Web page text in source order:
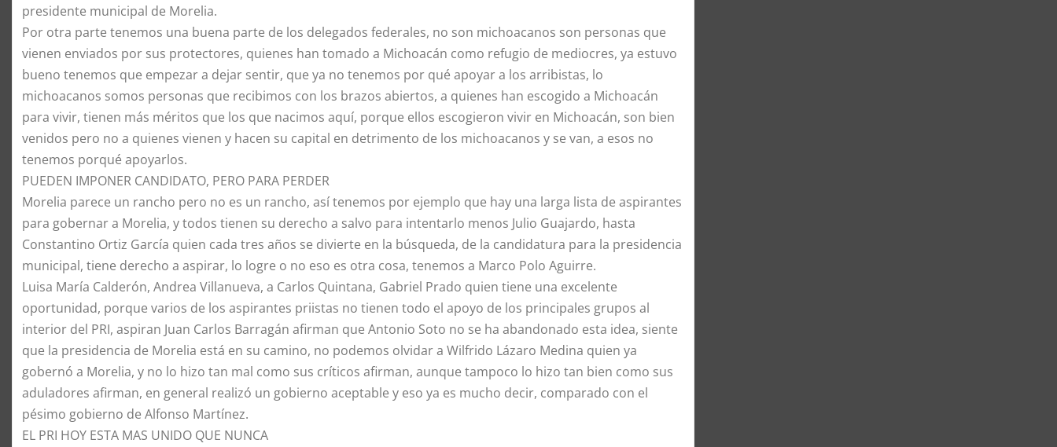
presidente municipal de Morelia.
Por otra parte tenemos una buena parte de los delegados federales, no son michoacanos son personas que
vienen enviados por sus protectores, quienes han tomado a Michoacán como refugio de mediocres, ya estuvo
bueno tenemos que empezar a dejar sentir, que ya no tenemos por qué apoyar a los arribistas, lo
michoacanos somos personas que recibimos con los brazos abiertos, a quienes han escogido a Michoacán
para vivir, tienen más méritos que los que nacimos aquí, porque ellos escogieron vivir en Michoacán, son bien
venidos pero no a quienes vienen y hacen su capital en detrimento de los michoacanos y se van, a esos no
tenemos porqué apoyarlos.
PUEDEN IMPONER CANDIDATO, PERO PARA PERDER
Morelia parece un rancho pero no es un rancho, así tenemos por ejemplo que hay una larga lista de aspirantes
para gobernar a Morelia, y todos tienen su derecho a salvo para intentarlo menos Julio Guajardo, hasta
Constantino Ortiz García quien cada tres años se divierte en la búsqueda, de la candidatura para la presidencia
municipal, tiene derecho a aspirar, lo logre o no eso es otra cosa, tenemos a Marco Polo Aguirre.
Luisa María Calderón, Andrea Villanueva, a Carlos Quintana, Gabriel Prado quien tiene una excelente
oportunidad, porque varios de los aspirantes priistas no tienen todo el apoyo de los principales grupos al
interior del PRI, aspiran Juan Carlos Barragán afirman que Antonio Soto no se ha abandonado esta idea, siente
que la presidencia de Morelia está en su camino, no podemos olvidar a Wilfrido Lázaro Medina quien ya
gobernó a Morelia, y no lo hizo tan mal como sus críticos afirman, aunque tampoco lo hizo tan bien como sus
aduladores afirman, en general realizó un gobierno aceptable y eso ya es mucho decir, comparado con el
pésimo gobierno de Alfonso Martínez.
EL PRI HOY ESTA MAS UNIDO QUE NUNCA